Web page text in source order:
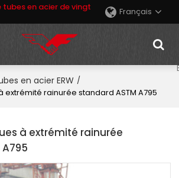
en acier de vingt
Français
en acier ERW /
extrémité rainurée standard ASTM A795
à extrémité rainurée